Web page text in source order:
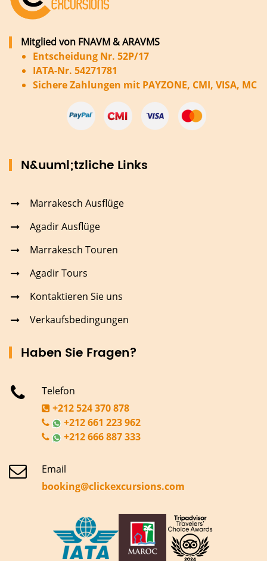
Mitglied von FNAVM & ARAVMS
Entscheidung Nr. 52P/17
IATA-Nr. 54271781
Sichere Zahlungen mit PAYZONE, CMI, VISA, MC
N&uuml;tzliche Links
Marrakesch Ausflüge
Agadir Ausflüge
Marrakesch Touren
Agadir Tours
Kontaktieren Sie uns
Verkaufsbedingungen
Haben Sie Fragen?
Telefon
+212 524 370 878
+212 661 223 962
+212 666 887 333
Email
booking@clickexcursions.com